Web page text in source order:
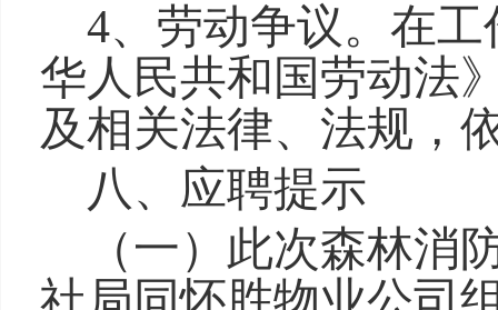
4、劳动争议。在
华人民共和国劳动法
及相关法律、法规，
八、应聘提示
（一） 此次森林消